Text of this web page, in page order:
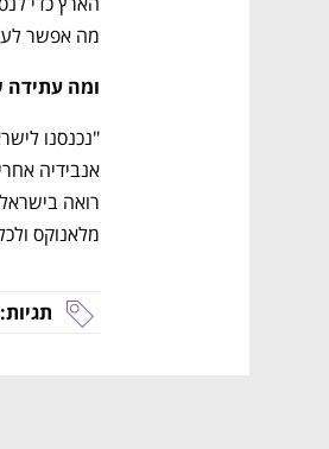
מה אפשר
ומה עתידה
מלאנוקס
תגיות: